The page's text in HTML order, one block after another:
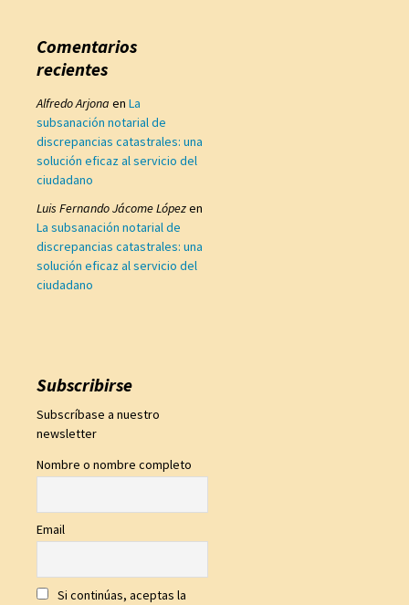
Comentarios
recientes
Alfredo Arjona en La
subsanación notarial de
discrepancias catastrales: una
solución eficaz al servicio del
ciudadano
Luis Fernando Jácome Lópezen
La subsanación notarial de
discrepancias catastrales: una
solución eficaz al servicio del
ciudadano
Subscribirse
Subscríbase a nuestro
newsletter
Nombre o nombre completo
Email
Si continúas, aceptas la